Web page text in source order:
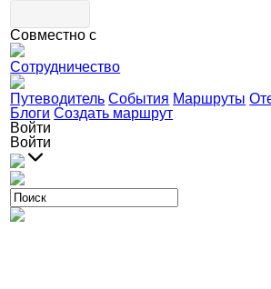
Совместно с
Сотрудничество
Путеводитель События Маршруты
Блоги Создать маршрут
Войти
Войти